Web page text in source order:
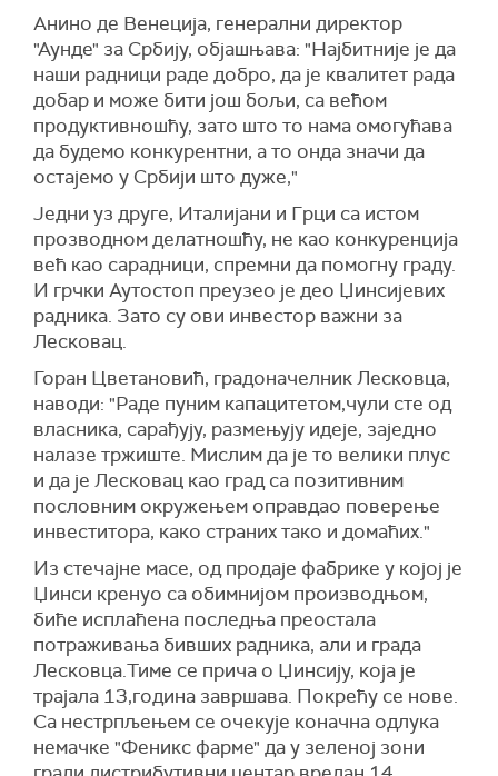
Анино де Венеција, генерални директор
"Аунде" за Србију, објашњава: "Најбитније је да
наши радници раде добро, да је квалитет рада
добар и може бити још бољи, са већом
продуктивношћу, зато што то нама омогућава
да будемо конкурентни, а то онда значи да
остајемо у Србији што дуже,"
Једни уз друге, Италијани и Грци са истом
прозводном делатношћу, не као конкуренција
већ као сарадници, спремни да помогну граду.
И грчки Аутостоп преузео је део Џинсијевих
радника. Зато су ови инвестор важни за
Лесковац.
Горан Цветановић, градоначелник Лесковца,
наводи: "Раде пуним капацитетом,чули сте од
власника, сарађују, размењују идеје, заједно
налазе тржиште. Мислим да је то велики плус
и да је Лесковац као град са позитивним
пословним окружењем оправдао поверење
инвеститора, како страних тако и домаћих."
Из стечајне масе, од продаје фабрике у којој је
Џинси кренуо са обимнијом производњом,
биће исплаћена последња преостала
потраживања бивших радника, али и града
Лесковца.Тиме се прича о Џинсију, која је
трајала 13,година завршава. Покрећу се нове.
Са нестрпљењем се очекује коначна одлука
немачке "Феникс фарме" да у зеленој зони